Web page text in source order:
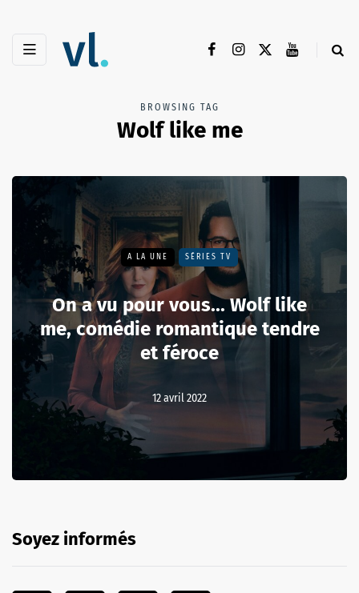
BROWSING TAG
Wolf like me
A LA UNE SÉRIES TV
On a vu pour vous... Wolf like
me, comédie romantique tendre
et féroce
12 avril 2022
Soyez informés